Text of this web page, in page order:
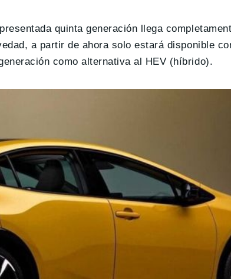
quinta generación llega
a partir de ahora solo estará disponible
como alternativa al HEV (híbrido).